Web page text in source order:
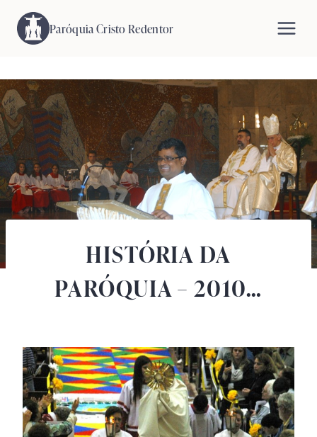
para
Paróquia Cristo Redentor
HISTÓRIA DA
PARÓQUIA – 2010…